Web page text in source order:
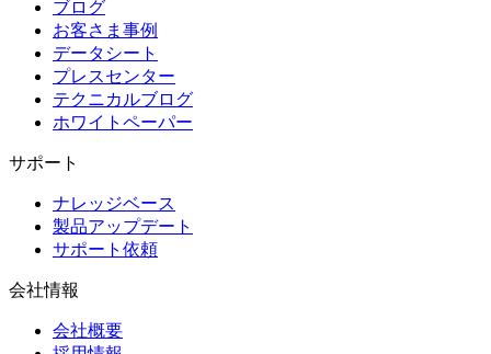
ブログ
お客さま事例
データシート
プレスセンター
テクニカルブログ
ホワイトペーパー
サポート
ナレッジベース
製品アップデート
サポート依頼
会社情報
会社概要